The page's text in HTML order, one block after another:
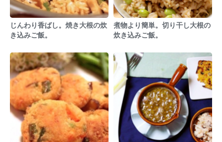
じんわり香ばし。焼き大根の炊
き込みご飯。
煮物より簡単。切り干し大根の
炊き込みご飯。